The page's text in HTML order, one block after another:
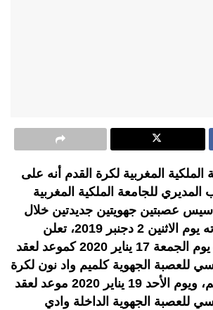
المغربية لكرة القدم أنه على
المديري للجامعة الملكية المغربية
عصبتين جهويتين جديدتين خلال
الاجتماع الذي عقدته يوم الاثنين 2 دجنبر 2019، تعلن
الجامعة أن حددت يوم الجمعة 17 يناير 2020 كموعد لعقد
للعصبة الجهوية كلميم واد نون لكرة
القدم، بمدينة كلميم، ويوم الأحد 19 يناير 2020 موعد لعقد
للعصبة الجهوية الداخلة وادي